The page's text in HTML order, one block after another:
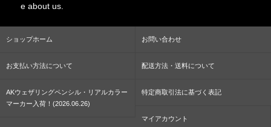
e about us.
ショップホーム お問い合わせ
お支払い方法について 配送方法・送料について
AKウェザリングペンシル・リアルカラー
マーカー入荷！(2026.06.26)
特定商取引法に基づく表記
マイアカウント